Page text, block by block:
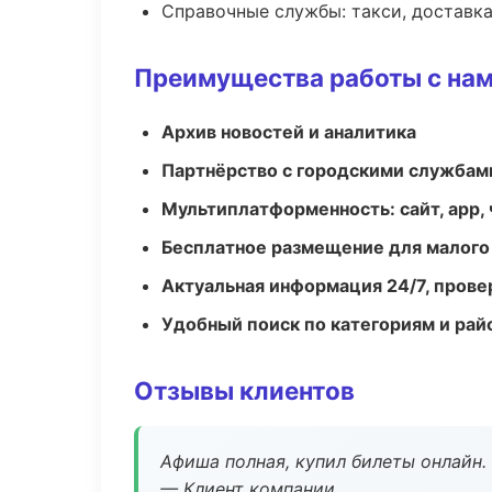
Справочные службы: такси,
Преимущества работы с
Архив новостей и аналитика
Партнёрство с городскими
Мультиплатформенность: сайт, app,
Бесплатное размещение для малого
Актуальная информация 24/7,
Удобный поиск по категориям и
Отзывы клиентов
Афиша полная, купил билеты онлайн.